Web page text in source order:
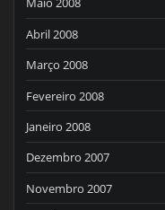
Abril 2008
Março 2008
Fevereiro 2008
Janeiro 2008
Dezembro 2007
Novembro 2007